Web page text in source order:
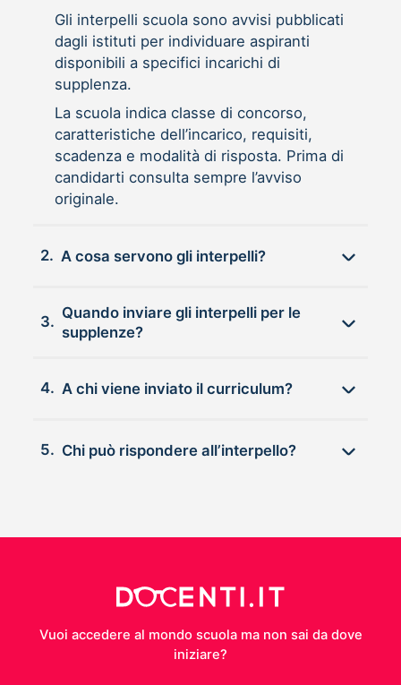
Gli interpelli scuola sono avvisi pubblicati
dagli istituti per individuare aspiranti
disponibili a specifici incarichi di
supplenza.
La scuola indica classe di concorso,
caratteristiche dell’incarico, requisiti,
scadenza e modalità di risposta. Prima di
candidarti consulta sempre l’avviso
originale.
2. A cosa servono gli interpelli?
3.
Quando inviare gli interpelli per le
supplenze?
4. A chi viene inviato il curriculum?
5. Chi può rispondere all’interpello?
Vuoi accedere al mondo scuola ma non sai da dove
iniziare?